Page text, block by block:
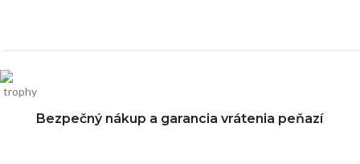
Bezpečný nákup a garancia vrátenia peňazí